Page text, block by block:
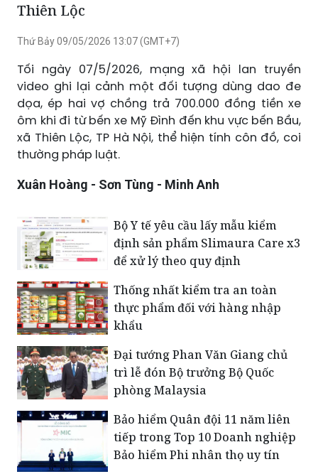
Thiên Lộc
Thứ Bảy 09/05/2026 13:07 (GMT+7)
Tối ngày 07/5/2026, mạng xã hội lan truyền
video ghi lại cảnh một đối tượng dùng dao đe
dọa, ép hai vợ chồng trả 700.000 đồng tiền xe
ôm khi đi từ bến xe Mỹ Đình đến khu vực bến Bầu,
xã Thiên Lộc, TP Hà Nội, thể hiện tính côn đồ, coi
thường pháp luật.
Xuân Hoàng - Sơn Tùng - Minh Anh
Bộ Y tế yêu cầu lấy mẫu kiểm
định sản phẩm Slimaura Care x3
để xử lý theo quy định
Thống nhất kiểm tra an toàn
thực phẩm đối với hàng nhập
khẩu
Đại tướng Phan Văn Giang chủ
trì lễ đón Bộ trưởng Bộ Quốc
phòng Malaysia
Bảo hiểm Quân đội 11 năm liên
tiếp trong Top 10 Doanh nghiệp
Bảo hiểm Phi nhân thọ uy tín